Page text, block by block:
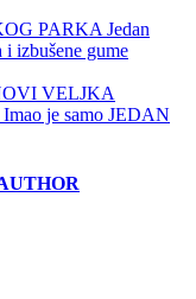
PARKA Jedan
izbušene gume
VELJKA
je samo JEDAN